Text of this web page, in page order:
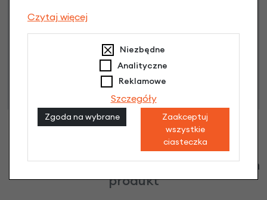
66 Kodeksu Cywilnego. Ostateczna decyzja o warunkach
i przyznaniu kredytu zostanie podjęta po ocenie
Klienci zadali następujące pytania o ten
produkt
Czytaj więcej
Niezbędne
Analityczne
Reklamowe
Szczegóły
Zgoda na wybrane
Zaakceptuj
wszystkie
ciasteczka